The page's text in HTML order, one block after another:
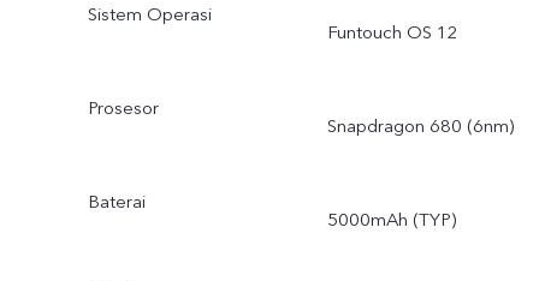
Sistem Operasi
Funtouch OS 12
Prosesor
Snapdragon 680 (6nm)
Baterai
5000mAh (TYP)